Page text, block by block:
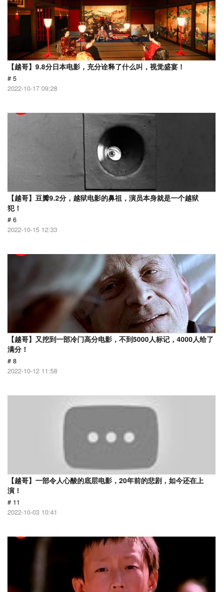
【越哥】9.8分日本电影，充分诠释了什么叫，视觉盛宴！
# 5
2022-10-17 09:28
【越哥】豆瓣9.2分，越狱电影的鼻祖，演员本身就是一个越狱
犯！
# 6
2022-10-15 12:33
【越哥】又挖到一部冷门高分电影，不到5000人标记，4000人给了
满分！
# 8
2022-10-12 11:58
【越哥】一部令人心酸的底层电影，20年前的悲剧，如今还在上
演！
# 11
2022-10-03 10:41